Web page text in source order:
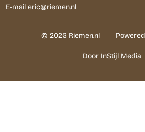
E-mail eric@riemen.nl
© 2026 Riemen.nl
Door InStijl Media